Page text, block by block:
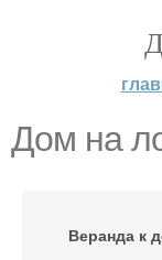
Дом на
Веранда к